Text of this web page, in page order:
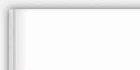
Перейти к основному содержанию
Перейти к нижнему колонтитулу